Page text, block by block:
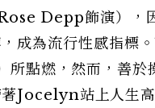
Depp飾演），因
成為流行性感指標
點燃，然而，善於
Jocelyn站上人生